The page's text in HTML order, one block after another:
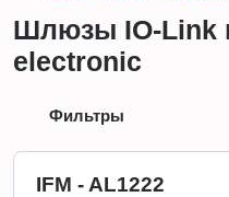
Шлюзы IO-Link
electronic
Фильтры
IFM - AL1222